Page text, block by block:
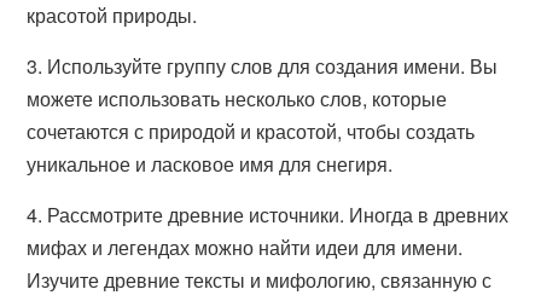
красотой природы.
3. Используйте группу слов для создания имени. Вы
можете использовать несколько слов, которые
сочетаются с природой и красотой, чтобы создать
уникальное и ласковое имя для снегиря.
4. Рассмотрите древние источники. Иногда в древних
мифах и легендах можно найти идеи для имени.
Изучите древние тексты и мифологию, связанную с